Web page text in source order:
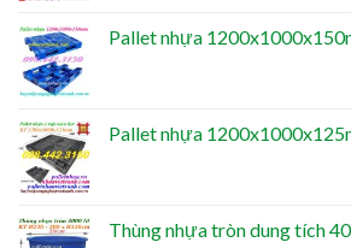
Pallet nhựa
Pallet nhựa
Thùng nhựa tròn dung tích